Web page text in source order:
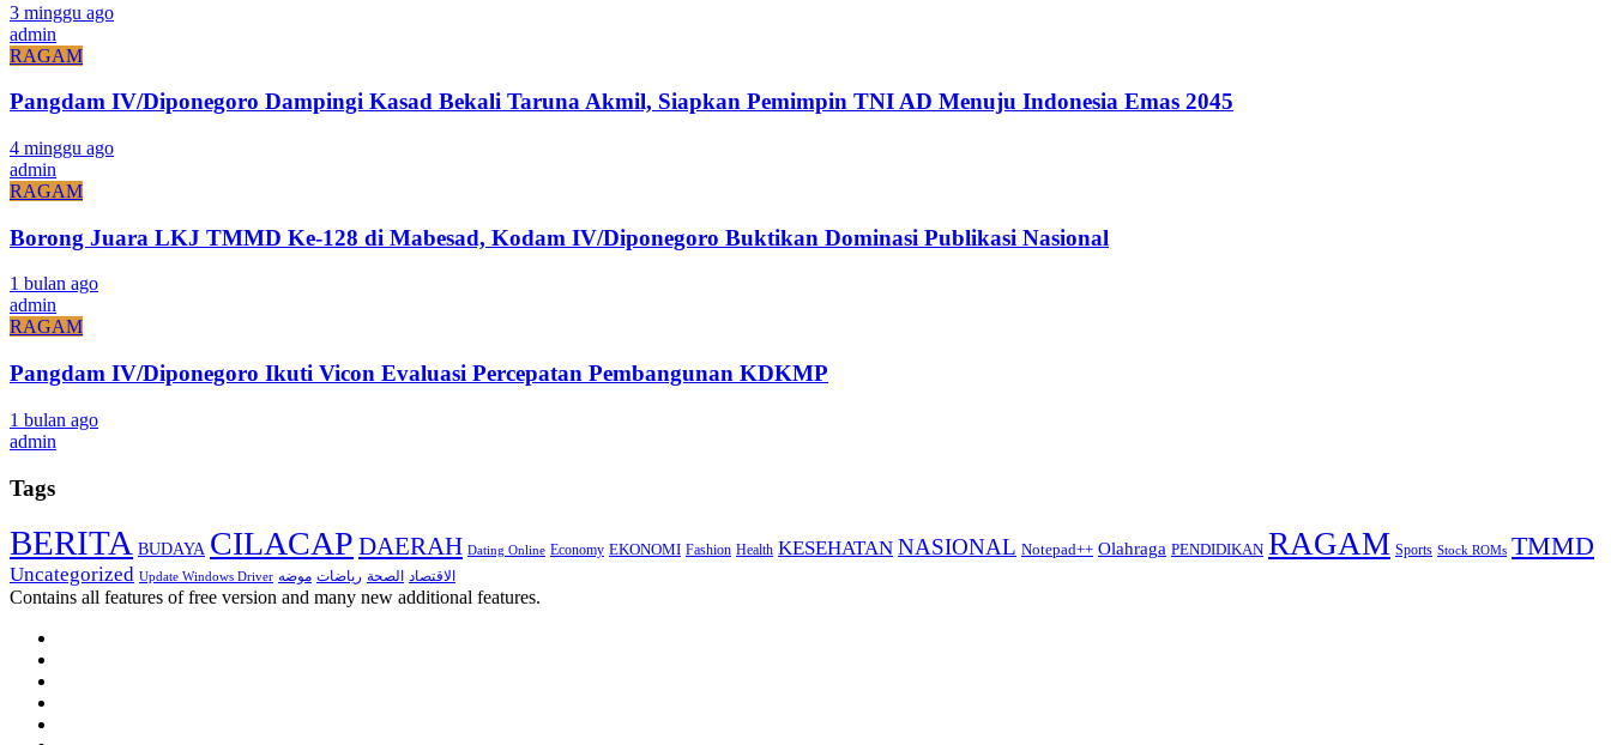
3 minggu ago
admin
RAGAM
Pangdam IV/Diponegoro Dampingi Kasad Bekali Taruna Akmil, Siapkan Pemimpin TNI AD Menuju Indonesia Emas 2045
4 minggu ago
admin
RAGAM
Borong Juara LKJ TMMD Ke-128 di Mabesad, Kodam IV/Diponegoro Buktikan Dominasi Publikasi Nasional
1 bulan ago
admin
RAGAM
Pangdam IV/Diponegoro Ikuti Vicon Evaluasi Percepatan Pembangunan KDKMP
1 bulan ago
admin
Tags
BERITA BUDAYA CILACAP DAERAH Dating Online Economy EKONOMI Fashion Health KESEHATAN NASIONAL Notepad++ Olahraga PENDIDIKAN RAGAM Sports Stock ROMs TMMD
Uncategorized Update Windows Driver الاقتصاد الصحة رياضات موضه
Contains all features of free version and many new additional features.